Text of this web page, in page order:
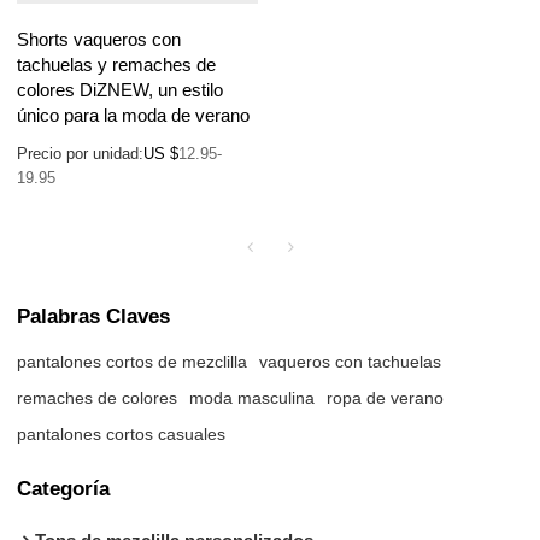
Shorts vaqueros con
tachuelas y remaches de
colores DiZNEW, un estilo
único para la moda de verano
Precio por unidad:US $12.95-
19.95
Palabras Claves
pantalones cortos de mezclilla
vaqueros con tachuelas
remaches de colores
moda masculina
ropa de verano
pantalones cortos casuales
Categoría